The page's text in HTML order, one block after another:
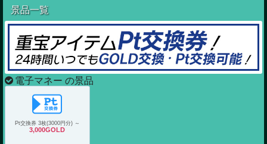
景品一覧
電子マネー の景品
Pt交換券 3枚(3000円分) ～
3,000GOLD